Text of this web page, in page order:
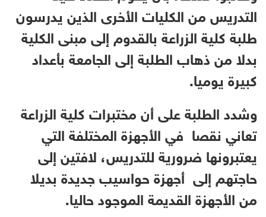
التدريس من الكليات الأخرى الذين يدرسون
طلبة كلية الزراعة بالقدوم إلى مبنى الكلية
بدلا من ذهاب الطلبة إلى الجامعة بأعداد
كبيرة يوميا.
وشدد الطلبة على أن مختبرات كلية الزراعة
تعاني نقصا في الأجهزة المختلفة التي
يعتبرونها ضرورية للتدريس، لافتين إلى
حاجتهم إلى أجهزة حواسيب جديدة بديلا
من الأجهزة القديمة الموجود حاليا.